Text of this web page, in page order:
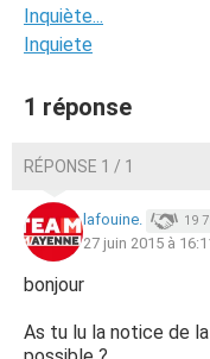
Inquiète...
Inquiete
1 réponse
RÉPONSE 1 / 1
lafouine. 19
27 juin 2015 à
bonjour
As tu lu la notice de